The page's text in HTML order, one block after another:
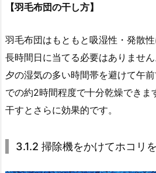
【羽毛布団の干し方】
羽毛布団はもともと吸湿性・発散性
長時間日に当てる必要はありませ
夕の湿気の多い時間帯を避けて午
での約2時間程度で十分乾燥できま
干すとさらに効果的です。
3.1.2 掃除機をかけてホコリ